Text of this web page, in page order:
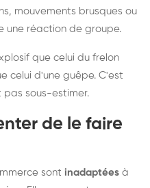
mouvements brusques ou
une réaction de groupe.
que celui du frelon
celui d'une guêpe. C'est
pas sous-estimer.
de le faire
sont inadaptées à